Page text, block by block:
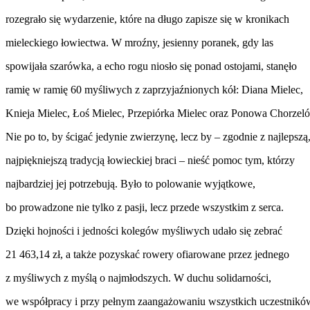
rozegrało się wydarzenie, które na długo zapisze się w kronikach
mieleckiego łowiectwa. W mroźny, jesienny poranek, gdy las
spowijała szarówka, a echo rogu niosło się ponad ostojami, stanęło
ramię w ramię 60 myśliwych z zaprzyjaźnionych kół: Diana Mielec,
Knieja Mielec, Łoś Mielec, Przepiórka Mielec oraz Ponowa
Nie po to, by ścigać jedynie zwierzynę, lecz by – zgodnie z najlepszą,
najpiękniejszą tradycją łowieckiej braci – nieść pomoc tym, którzy
najbardziej jej potrzebują. Było to polowanie wyjątkowe,
bo prowadzone nie tylko z pasji, lecz przede wszystkim z serca.
Dzięki hojności i jedności kolegów myśliwych udało się zebrać
21 463,14 zł, a także pozyskać rowery ofiarowane przez jednego
z myśliwych z myślą o najmłodszych. W duchu solidarności,
we współpracy i przy pełnym zaangażowaniu wszystkich